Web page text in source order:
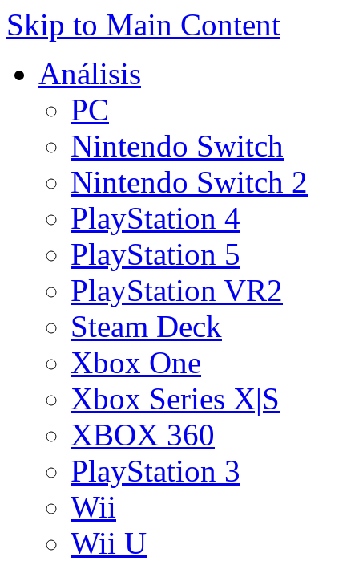
Skip to Main Content
Análisis
PC
Nintendo Switch
Nintendo Switch 2
PlayStation 4
PlayStation 5
PlayStation VR2
Steam Deck
Xbox One
Xbox Series X|S
XBOX 360
PlayStation 3
Wii
Wii U